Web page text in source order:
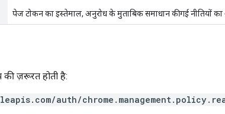
पेज टोकन का इस्तेमाल, अनुरोध के मुताबिक समाधान की गई नीतियों
ज़रूरत होती है:
auth/